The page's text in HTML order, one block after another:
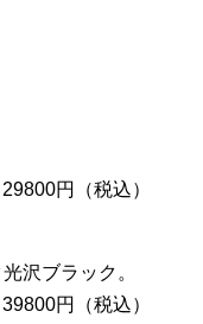
円（税込）
沢ブラック。
円（税込）